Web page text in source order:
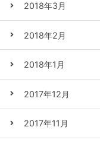
2018年3月
2018年2月
2018年1月
2017年12月
2017年11月